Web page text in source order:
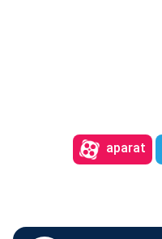
aparat